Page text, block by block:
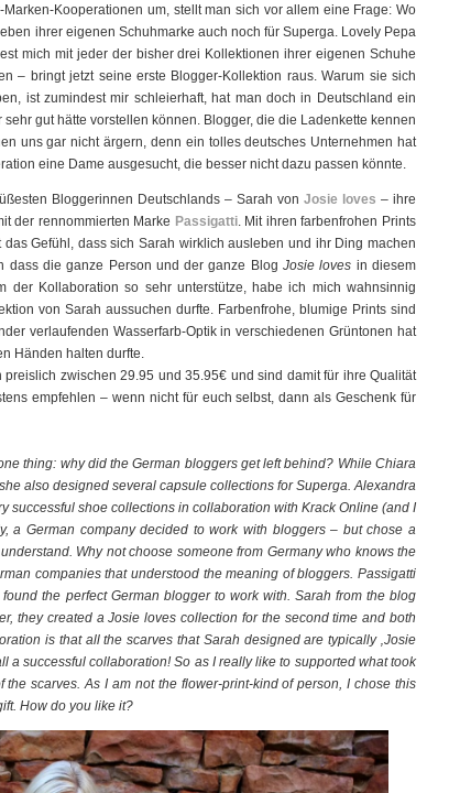
Kooperationen um, stellt man sich vor allem eine Frage: Wo
ihrer eigenen Schuhmarke auch noch für Superga. Lovely Pepa
mich mit jeder der bisher drei Kollektionen ihrer eigenen Schuhe
– bringt jetzt seine erste Blogger-Kollektion raus. Warum sie sich
ist zumindest mir schleierhaft, hat man doch in Deutschland ein
gut hätte vorstellen können. Blogger, die die Ladenkette kennen
uns gar nicht ärgern, denn ein tolles deutsches Unternehmen hat
eine Dame ausgesucht, die besser nicht dazu passen könnte.
Bloggerinnen Deutschlands – Sarah von Josie loves – ihre
der rennommierten Marke Passigatti. Mit ihren farbenfrohen Prints
Gefühl, dass sich Sarah wirklich ausleben und ihr Ding machen
dass die ganze Person und der ganze BlogJosie loves in diesem
der Kollaboration so sehr unterstütze, habe ich mich wahnsinnig
von Sarah aussuchen durfte. Farbenfrohe, blumige Prints sind
verlaufenden Wasserfarb-Optik in verschiedenen Grüntonen hat
Händen halten durfte.
preislich zwischen 29.95 und 35.95€ und sind damit für ihre Qualität
empfehlen – wenn nicht für euch selbst, dann als Geschenk für
thing: why did the German bloggers get left behind? While Chiara
also designed several capsule collections for Superga. Alexandra
successful shoe collections in collaboration with Krack Online (and I
a German company decided to work with bloggers – but chose a
Why not choose someone from Germany who knows the
companies that understood the meaning of bloggers. Passigatti
the perfect German blogger to work with. Sarah from the blog
they created a Josie loves collection for the second time and both
is that all the scarves that Sarah designed are typically ‚Josie
a successful collaboration! So as I really like to supported what took
scarves. As I am not the flower-print-kind of person, I chose this
How do you like it?